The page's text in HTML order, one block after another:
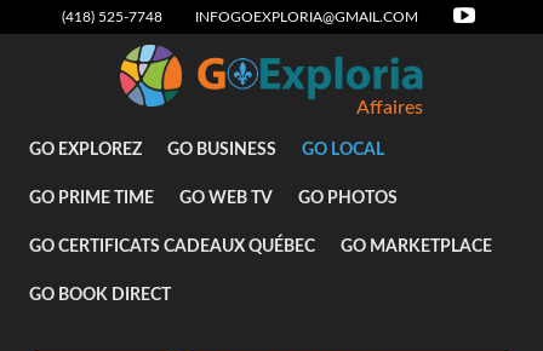
(418) 525-7748 INFOGOEXPLORIA@GMAIL.COM
Affaires
GO EXPLOREZ GO BUSINESS GO LOCAL
GO PRIME TIME GO WEB TV GO PHOTOS
GO CERTIFICATS CADEAUX QUÉBEC GO MARKETPLACE
GO BOOK DIRECT